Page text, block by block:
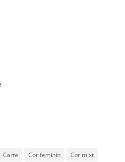
Carte Cor feminin Cor mixt